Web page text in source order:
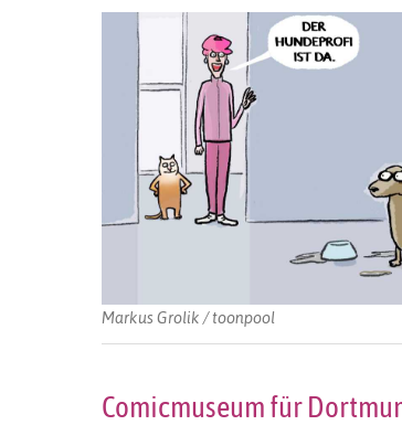
Markus Grolik / toonpool
Comicmuseum für